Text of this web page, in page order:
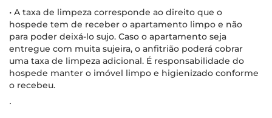
• A taxa de limpeza corresponde ao direito que o
hospede tem de receber o apartamento limpo e não
para poder deixá-lo sujo. Caso o apartamento seja
entregue com muita sujeira, o anfitrião poderá cobrar
uma taxa de limpeza adicional. É responsabilidade do
hospede manter o imóvel limpo e higienizado conforme
o recebeu.
∙